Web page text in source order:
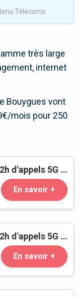
Télécoms
très large
internet
Bouygues vont
€/mois pour 250
Bouygues Telecom Petit BiG 2h d'appels 5G 1 Go
En savoir +
Bouygues Telecom Petit BiG 2h d'appels 5G 1 Go
En savoir +